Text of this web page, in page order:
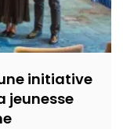
initiative
jeunesse